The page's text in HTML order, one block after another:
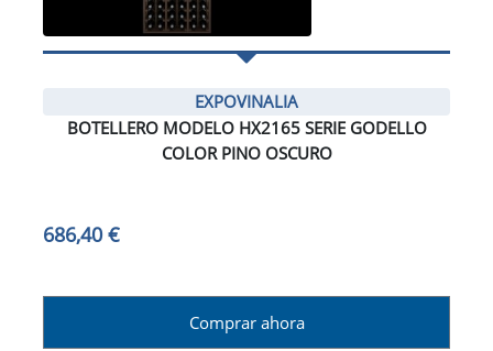
EXPOVINALIA
BOTELLERO MODELO HX2165 SERIE GODELLO
COLOR PINO OSCURO
686,40 €
Comprar ahora